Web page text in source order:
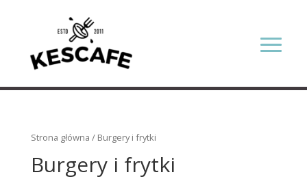
Strona główna / Burgery i frytki
Burgery i frytki